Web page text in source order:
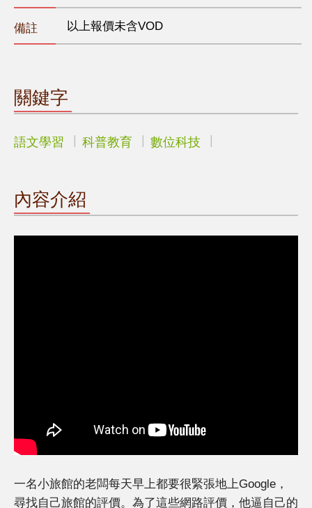
備註 以上報價未含VOD
關鍵字
語文學習 科普教育 數位科技
內容介紹
一名小旅館的老闆每天早上都要很緊張地上Google，
尋找自己旅館的評價。為了這些網路評價，他逼自己的